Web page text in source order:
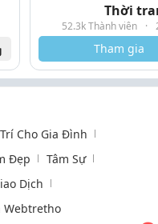
Thời
52.3k Thành viên ·
Tham gia
Cho Gia Đình
Đẹp
Tâm Sự
Dịch
Webtretho